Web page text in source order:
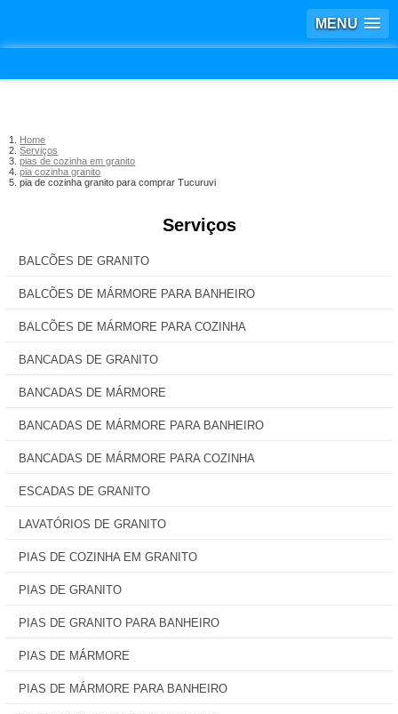
MENU
Home
Serviços
pias de cozinha em granito
pia cozinha granito
pia de cozinha granito para comprar Tucuruvi
Serviços
BALCÕES DE GRANITO
BALCÕES DE MÁRMORE PARA BANHEIRO
BALCÕES DE MÁRMORE PARA COZINHA
BANCADAS DE GRANITO
BANCADAS DE MÁRMORE
BANCADAS DE MÁRMORE PARA BANHEIRO
BANCADAS DE MÁRMORE PARA COZINHA
ESCADAS DE GRANITO
LAVATÓRIOS DE GRANITO
PIAS DE COZINHA EM GRANITO
PIAS DE GRANITO
PIAS DE GRANITO PARA BANHEIRO
PIAS DE MÁRMORE
PIAS DE MÁRMORE PARA BANHEIRO